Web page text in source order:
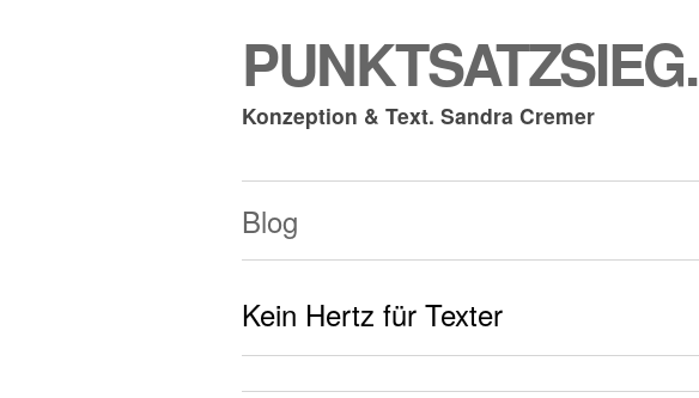
PUNKTSATZSIEG.
Konzeption & Text. Sandra Cremer
Blog
Kein Hertz für Texter